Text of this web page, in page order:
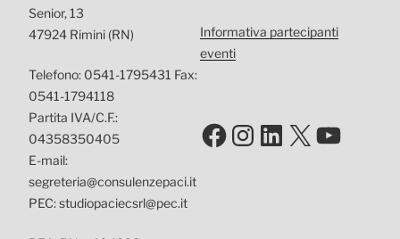
Senior, 13
47924 Rimini (RN)
Telefono: 0541-1795431 Fax:
0541-1794118
Partita IVA/C.F.:
04358350405
E-mail:
segreteria@consulenzepaci.it
PEC: studiopaciecsrl@pec.it
Informativa partecipanti
eventi
Facebook
Instagram
LinkedIn
X